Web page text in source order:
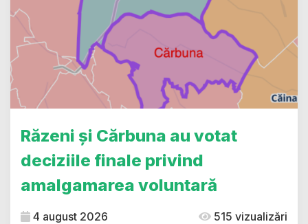
Răzeni și Cărbuna au votat
deciziile finale privind
amalgamarea voluntară
4 august 2026 515 vizualizări